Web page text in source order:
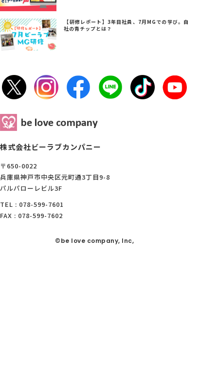
【研修レポート】3年目社員、7月MGでの学び。自
社の青チップとは？
株式会社ビーラブカンパニー
〒650-0022
兵庫県神戸市中央区元町通3丁目9-8
パルパローレビル3F
TEL : 078-599-7601
FAX : 078-599-7602
©be love company, Inc,